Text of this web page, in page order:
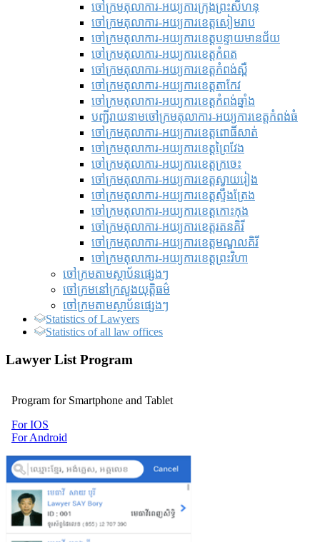
ចៅក្រមតុលាការ-អយ្យការ​ក្រុងព្រះសីហនុ
ចៅក្រមតុលាការ-អយ្យការខេត្តសៀមរាប
ចៅក្រមតុលាការ-អយ្យការខេត្តបន្ទាយមានជ័យ
ចៅក្រមតុលាការ-អយ្យការខេត្តកំពត
ចៅក្រមតុលាការ-អយ្យការខេត្តកំពង់ស្ពឺ
ចៅក្រមតុលាការ-អយ្យការខេត្តតាកែវ
ចៅក្រមតុលាការ-អយ្យការខេត្តកំពង់ឆ្នាំង
បញ្ជីរាយនាមចៅក្រមតុលាការ-អយ្យការខេត្តកំពង់ធំ
ចៅក្រមតុលាការ-អយ្យការខេត្តពោធិ៍សាត់
ចៅក្រមតុលាការ-អយ្យការខេត្តព្រៃវែង
ចៅក្រមតុលាការ-អយ្យការខេត្តក្រចេះ
ចៅក្រមតុលាការ-អយ្យការខេត្តស្វាយរៀង
ចៅក្រមតុលាការ-អយ្យការខេត្តស្ទឹងត្រែង
ចៅក្រមតុលាការ-អយ្យការខេត្តកោះកុង
ចៅក្រមតុលាការ-អយ្យការខេត្តរតនគិរី
ចៅក្រមតុលាការ-អយ្យការខេត្តមណ្ឌលគិរី
ចៅក្រមតុលាការ-អយ្យការខេត្តព្រះវិហា
ចៅក្រមតាមស្ថាប័នផ្សេងៗ
ចៅក្រមនៅក្រសួងយុត្តិធម៌
ចៅក្រមតាមស្ថាប័នផ្សេងៗ
Statistics of Lawyers
Statistics of all law offices
Lawyer List Program
Program for Smartphone and Tablet
For IOS
For Android